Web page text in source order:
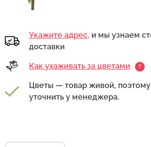
Укажите адрес, и мы узнаем
доставки
Как ухаживать за цветами ?
Цветы — товар живой,
уточнить у менеджера.